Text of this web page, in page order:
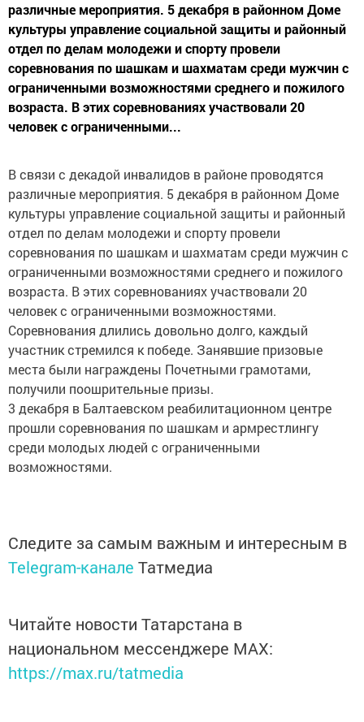
различные мероприятия. 5 декабря в районном Доме
культуры управление социальной защиты и районный
отдел по делам молодежи и спорту провели
соревнования по шашкам и шахматам среди мужчин с
ограниченными возможностями среднего и пожилого
возраста. В этих соревнованиях участвовали 20
человек с ограниченными...
В связи с декадой инвалидов в районе проводятся
различные мероприятия. 5 декабря в районном Доме
культуры управление социальной защиты и районный
отдел по делам молодежи и спорту провели
соревнования по шашкам и шахматам среди мужчин с
ограниченными возможностями среднего и пожилого
возраста. В этих соревнованиях участвовали 20
человек с ограниченными возможностями.
Соревнования длились довольно долго, каждый
участник стремился к победе. Занявшие призовые
места были награждены Почетными грамотами,
получили поошрительные призы.
3 декабря в Балтаевском реабилитационном центре
прошли соревнования по шашкам и армрестлингу
среди молодых людей с ограниченными
возможностями.
Следите за самым важным и интересным в
Telegram-канале Татмедиа
Читайте новости Татарстана в
национальном мессенджере MАХ:
https://max.ru/tatmedia